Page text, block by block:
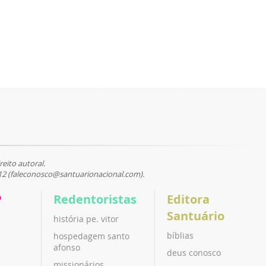
autoral.
(faleconosco@santuarionacional.com).
Redentoristas
história pe. vitor
hospedagem santo
afonso
Editora
Santuário
bíblias
deus conosco